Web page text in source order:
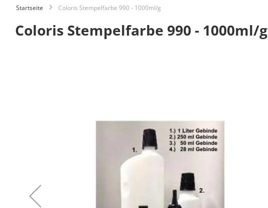
Startseite Coloris Stempelfarbe 990 - 1000ml/g
Coloris Stempelfarbe 990 - 1000ml/g